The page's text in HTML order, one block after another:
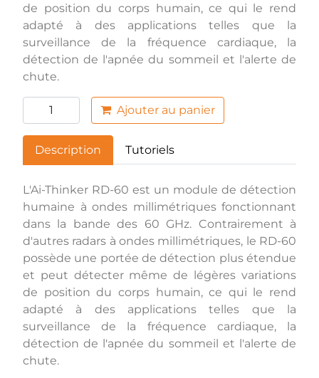
de position du corps humain, ce qui le rend
adapté à des applications telles que la
surveillance de la fréquence cardiaque, la
détection de l'apnée du sommeil et l'alerte de
chute.
Ajouter au panier
Description Tutoriels
L'Ai-Thinker RD-60 est un module de détection
humaine à ondes millimétriques fonctionnant
dans la bande des 60 GHz. Contrairement à
d'autres radars à ondes millimétriques, le RD-60
possède une portée de détection plus étendue
et peut détecter même de légères variations
de position du corps humain, ce qui le rend
adapté à des applications telles que la
surveillance de la fréquence cardiaque, la
détection de l'apnée du sommeil et l'alerte de
chute.